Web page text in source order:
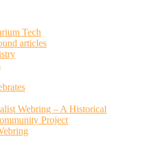
Tech
articles
Webring – A Historical
Project